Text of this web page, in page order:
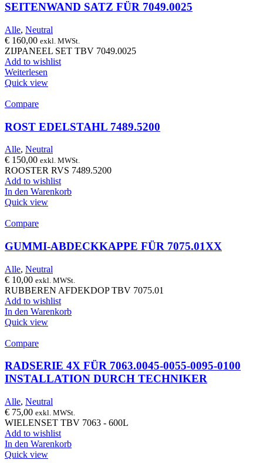
SEITENWAND SATZ FÜR 7049.0025
Alle, Neutral
€ 160,00 exkl. MWSt.
ZIJPANEEL SET TBV 7049.0025
Add to wishlist
Weiterlesen
Quick view
Compare
ROST EDELSTAHL 7489.5200
Alle, Neutral
€ 150,00 exkl. MWSt.
ROOSTER RVS 7489.5200
Add to wishlist
In den Warenkorb
Quick view
Compare
GUMMI-ABDECKKAPPE FÜR 7075.01XX
Alle, Neutral
€ 10,00 exkl. MWSt.
RUBBEREN AFDEKDOP TBV 7075.01
Add to wishlist
In den Warenkorb
Quick view
Compare
RADSERIE 4X FÜR 7063.0045-0055-0095-0100
INSTALLATION DURCH TECHNIKER
Alle, Neutral
€ 75,00 exkl. MWSt.
WIELENSET TBV 7063 - 600L
Add to wishlist
In den Warenkorb
Quick view